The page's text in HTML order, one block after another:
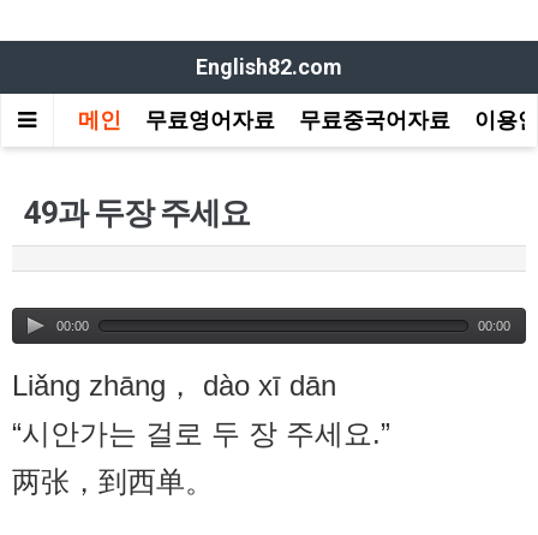
English82.com
메인 무료영어자료 무료중국어자료 이용
49과 두장 주세요
00:00 00:00
Liǎng zhāng， dào xī dān
“시안가는 걸로 두 장 주세요.”
两张，到西单。